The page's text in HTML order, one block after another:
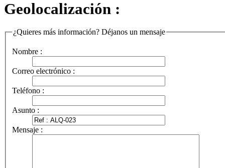
Geolocalización :
¿Quieres más información? Déjanos un mensaje
Nombre :
Correo electrónico :
Teléfono :
Asunto :
Mensaje :